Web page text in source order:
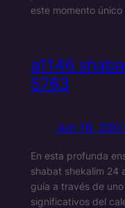
este momento
a1146
5763
Jun 18,
En esta profunda
shabat shekalim 24
guía a través de
significativos del